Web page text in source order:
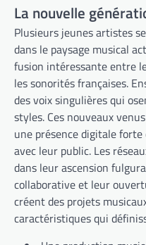
La nouvelle
Plusieurs jeunes artistes
dans le paysage musical
fusion intéressante entre
les sonorités françaises.
des voix singulières qui
styles. Ces nouveaux
une présence digitale
avec leur public. Les
dans leur ascension
collaborative et leur
créent des projets
caractéristiques qui